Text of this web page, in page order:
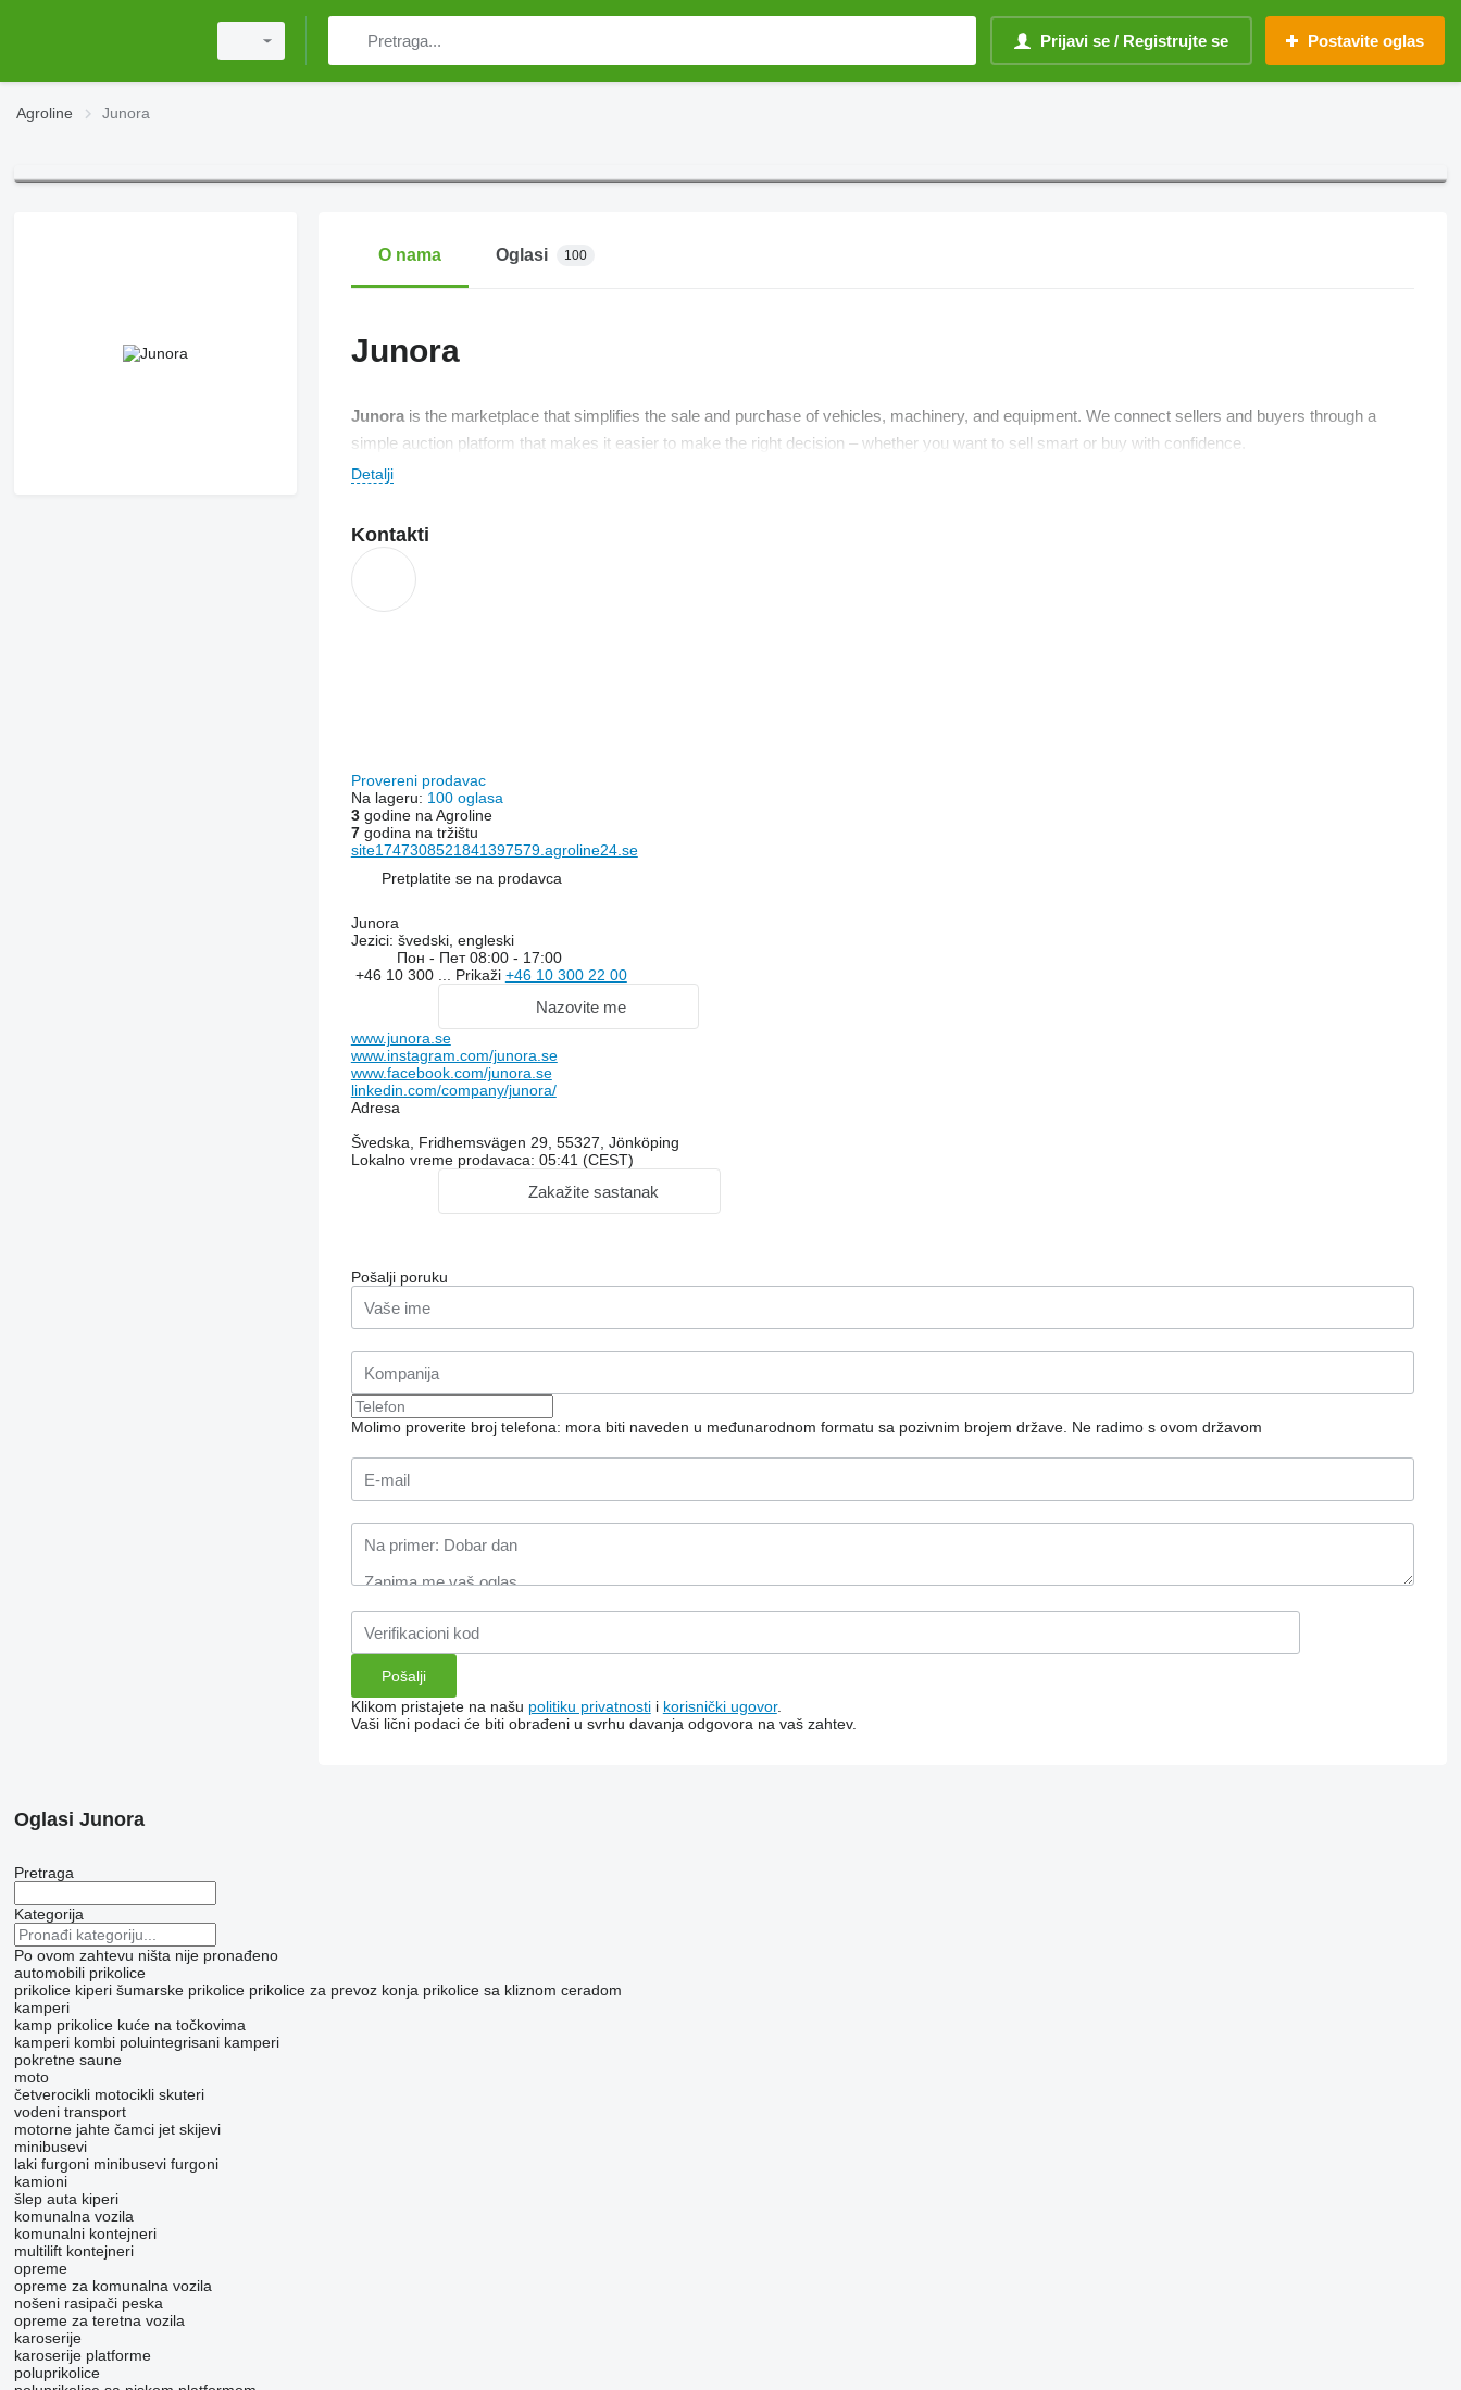
Prijavi se / Registrujte se Postavite oglas
Agroline Junora
O nama Oglasi 100
Junora
Junorais the marketplace that simplifies the sale and purchase of vehicles, machinery, and equipment. We connect sellers and buyers through a
simple auction platform that makes it easier to make the right decision – whether you want to sell smart or buy with confidence.
Detalji
Kontakti
Provereni prodavac
Na lageru: 100 oglasa
3godine na Agroline
7godina na tržištu
site1747308521841397579.agroline24.se
Pretplatite se na prodavca
Junora
Jezici: švedski, engleski
Пон - Пет08:00 - 17:00
+46 10 300 ... Prikaži +46 10 300 22 00
Nazovite me
www.junora.se
www.instagram.com/junora.se
www.facebook.com/junora.se
linkedin.com/company/junora/
Adresa
Švedska, Fridhemsvägen 29, 55327, Jönköping
Lokalno vreme prodavaca: 05:41 (CEST)
Zakažite sastanak
Pošalji poruku
Molimo proverite broj telefona: mora biti naveden u međunarodnom formatu sa pozivnim brojem države. Ne radimo s ovom državom
Klikom pristajete na našu politiku privatnostii korisnički ugovor.
Vaši lični podaci će biti obrađeni u svrhu davanja odgovora na vaš zahtev.
Oglasi Junora
Pretraga
Kategorija
Po ovom zahtevu ništa nije pronađeno
automobili prikolice
prikolice kiperi šumarske prikolice prikolice za prevoz konja prikolice sa kliznom ceradom
kamperi
kamp prikolice kuće na točkovima
kamperi kombi poluintegrisani kamperi
pokretne saune
moto
četverocikli motocikli skuteri
vodeni transport
motorne jahte čamci jet skijevi
minibusevi
laki furgoni minibusevi furgoni
kamioni
šlep auta kiperi
komunalna vozila
komunalni kontejneri
multilift kontejneri
opreme
opreme za komunalna vozila
nošeni rasipači peska
оpremе za teretna vozila
karoserije
karoserije platforme
poluprikolice